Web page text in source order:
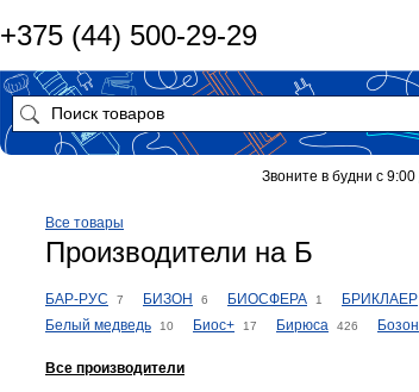
Все товары
Производители на Б
БАР-РУС 7 БИЗОН 6 БИОСФЕРА 1 БРИКЛАЕР
Белый медведь 10 Биос+ 17 Бирюса 426 Бозон
Все производители
+375 (44) 500-29-29
Звоните в будни с